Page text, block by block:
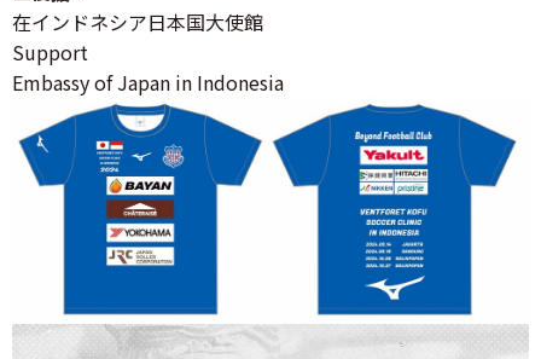
在インドネシア日本国大使館
Support
Embassy of Japan in Indonesia